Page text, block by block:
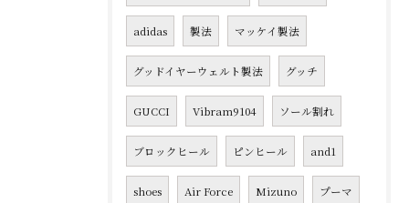
adidas 製法 マッケイ製法
グッドイヤーウェルト製法 グッチ
GUCCI Vibram9104 ソール割れ
ブロックヒール ピンヒール and1
shoes Air Force Mizuno プーマ